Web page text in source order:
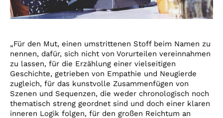
„Für den Mut, einen umstrittenen Stoff beim Namen zu
nennen, dafür, sich nicht von Vorurteilen vereinnahmen
zu lassen, für die Erzählung einer vielseitigen
Geschichte, getrieben von Empathie und Neugierde
zugleich, für das kunstvolle Zusammenfügen von
Szenen und Sequenzen, die weder chronologisch noch
thematisch streng geordnet sind und doch einer klaren
inneren Logik folgen, für den großen Reichtum an